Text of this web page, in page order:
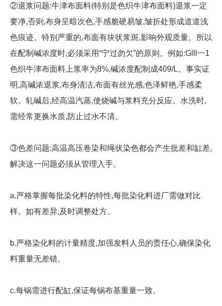
②退浆问题:牛津布面料(特别是色织牛津布面料)退浆一定
要净,否则,布身呈暗次色,手感脆硬易皱,皱折处形成道道浅
色痕迹。特别严重的,布面有块状浆斑,影响外观质量。所以
在配制碱浓度时,必须采用“宁过勿欠”的原则。例如:Glll一1
色织牛津布面料上浆率为8%,碱浓度配制成409/L。事实证
明,高碱浓退浆,布身清洁,布面有丝光感,色泽鲜艳,手感柔
软。轧碱后,经高温汽蒸,使烧碱与浆料充分反应。水洗时,
需经常更换水质,防止过水不清。
③色差问题:高温高压卷染和绳状染色都会产生批差和缸差,
解决这一问题必须从管理入手。
a.严格掌握每批染化料的特性,每批染化料进厂需做对比
样。如有差异,及时调整处方。
b.严格染化料的计量精度,加强发料人员的责任心,确保染化
料重量无差错。
c.每锅需进行配缸,保证每锅布基重量一致。